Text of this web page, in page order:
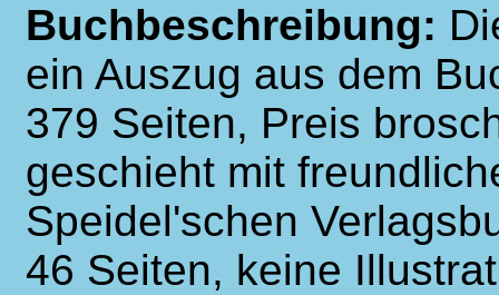
Buchbeschreibung:
ein Auszug aus dem
379 Seiten, Preis
geschieht mit
Speidel'schen
46 Seiten, keine